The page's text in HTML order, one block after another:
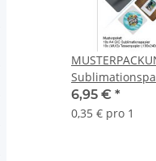
ausporbieren
Tassenpapier
6,95 € *
0,35 € pro 1